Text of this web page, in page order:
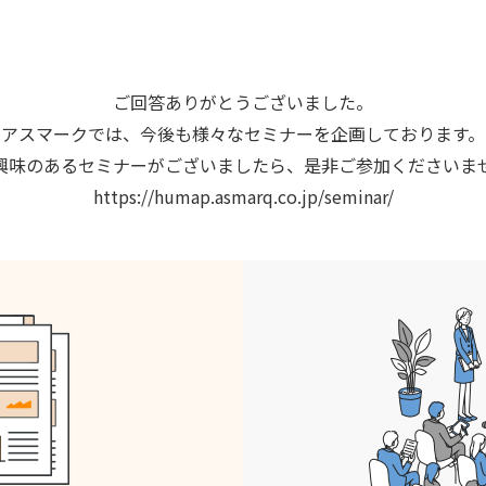
ご回答ありがとうございました。
アスマークでは、今後も様々なセミナーを企画しております。
味のあるセミナーがございましたら、是非ご参加くださいま
https://humap.asmarq.co.jp/seminar/